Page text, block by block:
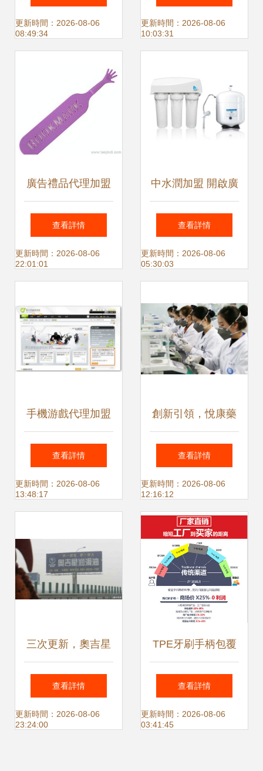
理，打造一站式解
更新時間：2026-08-06
08:49:34
行業反思
更新時間：2026-08-06
10:03:31
廣告禮品代理加盟
全攻略 從供應信息
到價格批發一站式
查看詳情
更新時間：2026-08-06
22:01:01
中水潤加盟 開啟廣
告代理新藍海，掘
金品牌傳播新機遇
查看詳情
更新時間：2026-08-06
05:30:03
手機游戲代理加盟
與廣告投放全攻略
從入門到盈利的實
查看詳情
更新時間：2026-08-06
13:48:17
創新引領，悅康藥
業再登央視，品牌
影響力持續提升
查看詳情
更新時間：2026-08-06
12:16:12
三次更新，奧吉星
機油工廠參觀之旅
探索品質與合作的
查看詳情
更新時間：2026-08-06
23:24:00
TPE牙刷手柄包覆
料 引領行業新趨
勢，攜手優質廣告
查看詳情
更新時間：2026-08-06
03:41:45